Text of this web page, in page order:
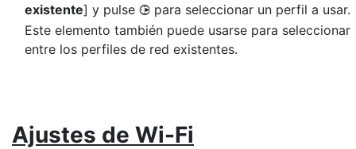
existente] y pulse 2 para seleccionar un perfil a usar.
Este elemento también puede usarse para seleccionar
entre los perfiles de red existentes.
Ajustes de Wi-Fi